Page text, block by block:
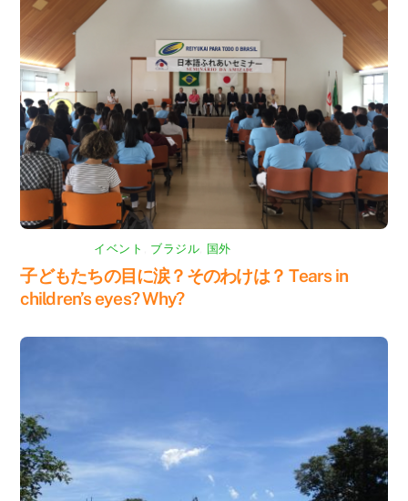
イベント ブラジル 国外
子どもたちの目に涙？そのわけは？ Tears in
children’s eyes? Why?